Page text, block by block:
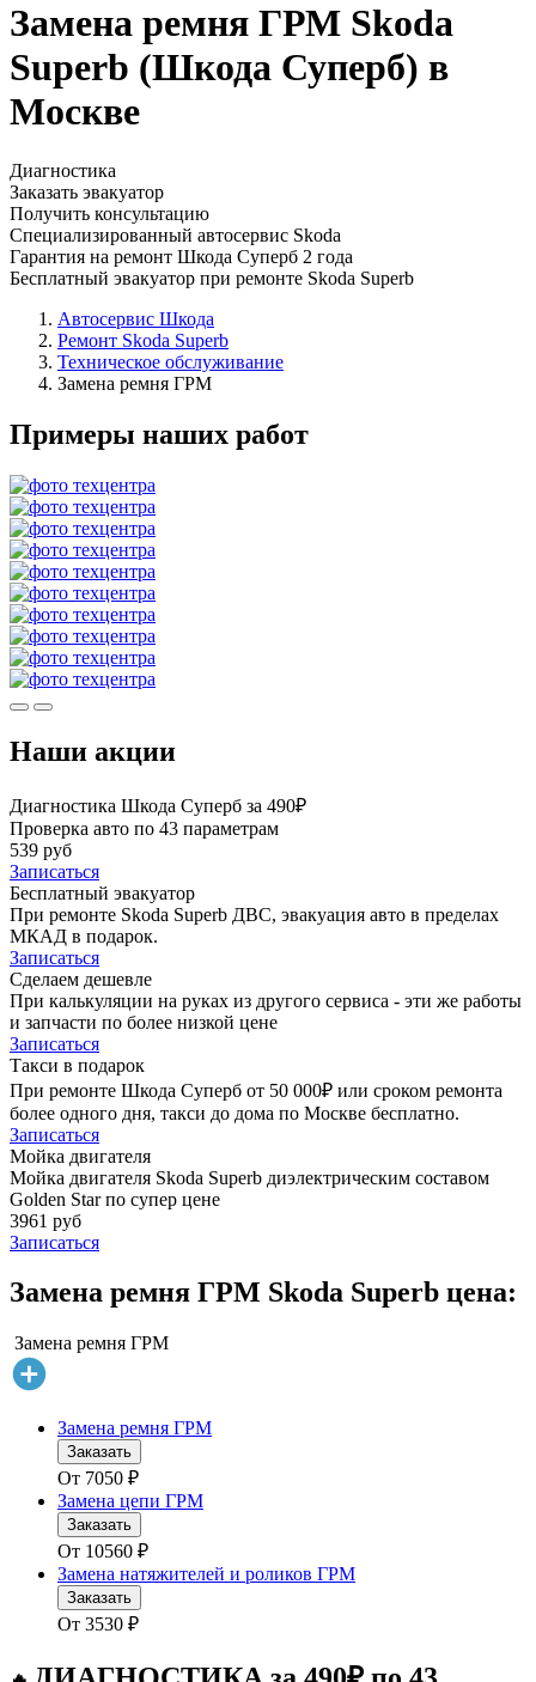
Замена ремня ГРМ Skoda
Superb (Шкода Суперб) в
Москве
Диагностика
Заказать эвакуатор
Получить консультацию
Специализированный автосервис Skoda
Гарантия на ремонт Шкода Суперб 2 года
Бесплатный эвакуатор при ремонте Skoda Superb
Автосервис Шкода
Ремонт Skoda Superb
Техническое обслуживание
Замена ремня ГРМ
Примеры наших работ
Наши акции
Диагностика Шкода Суперб за 490₽
Проверка авто по 43 параметрам
539 руб
Записаться
Бесплатный эвакуатор
При ремонте Skoda Superb ДВС, эвакуация авто в пределах
МКАД в подарок.
Записаться
Сделаем дешевле
При калькуляции на руках из другого сервиса - эти же работы
и запчасти по более низкой цене
Записаться
Такси в подарок
При ремонте Шкода Суперб от 50 000₽ или сроком ремонта
более одного дня, такси до дома по Москве бесплатно.
Записаться
Мойка двигателя
Мойка двигателя Skoda Superb диэлектрическим составом
Golden Star по супер цене
3961 руб
Записаться
Замена ремня ГРМ Skoda Superb цена:
Замена ремня ГРМ
Замена ремня ГРМ
Заказать
От 7050 ₽
Замена цепи ГРМ
Заказать
От 10560 ₽
Замена натяжителей и роликов ГРМ
Заказать
От 3530 ₽